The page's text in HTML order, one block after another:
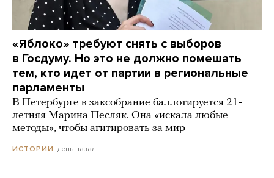
«Яблоко» требуют снять с выборов
в Госдуму. Но это не должно помешать
тем, кто идет от партии в региональные
парламенты
В Петербурге в заксобрание баллотируется 21-
летняя Марина Песляк. Она «искала любые
методы», чтобы агитировать за мир
ИСТОРИИ день назад